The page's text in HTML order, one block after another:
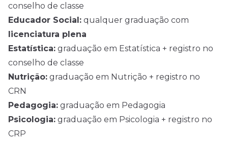
conselho de classe
Educador Social: qualquer graduação com
licenciatura plena
Estatística: graduação em Estatística + registro no
conselho de classe
Nutrição: graduação em Nutrição + registro no
CRN
Pedagogia: graduação em Pedagogia
Psicologia: graduação em Psicologia + registro no
CRP